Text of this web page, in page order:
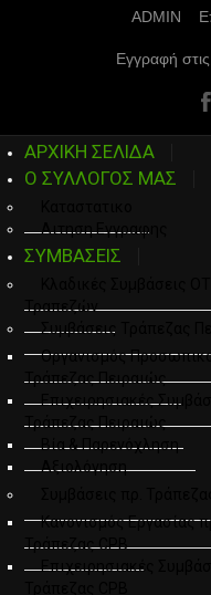
ADMIN
Εγγραφή
ΑΡΧΙΚΗ ΣΕΛΙΔΑ
Ο ΣΥΛΛΟΓΟΣ ΜΑΣ
Αιτηση Εγγραφης
ΣΥΜΒΑΣΕΙΣ
Τραπεζών
Συμβάσεις Τράπεζας
Οργανισμός
Τράπεζας Πειραιώς
Επιχειρησιακές
Τράπεζας Πειραιώς
Βία & Παρενόχληση
Αξιολόγηση
Συμβάσεις πρ.
Κανονισμός Εργασίας
Τράπεζας CPB
Επιχειρησιακές